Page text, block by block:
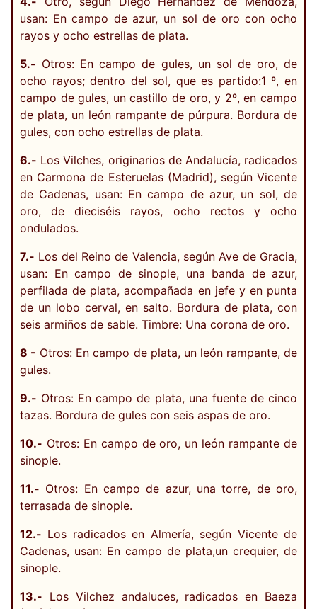
usan: En campo de azur, un sol de oro con ocho
rayos y ocho estrellas de plata.
5.- Otros: En campo de gules, un sol de oro, de
ocho rayos; dentro del sol, que es partido:1 º, en
campo de gules, un castillo de oro, y 2º, en campo
de plata, un león rampante de púrpura. Bordura de
gules, con ocho estrellas de plata.
6.- Los Vilches, originarios de Andalucía, radicados
en Carmona de Esteruelas (Madrid), según Vicente
de Cadenas, usan: En campo de azur, un sol, de
oro, de dieciséis rayos, ocho rectos y ocho
ondulados.
7.- Los del Reino de Valencia, según Ave de Gracia,
usan: En campo de sinople, una banda de azur,
perfilada de plata, acompañada en jefe y en punta
de un lobo cerval, en salto. Bordura de plata, con
seis armiños de sable. Timbre: Una corona de oro.
8 - Otros: En campo de plata, un león rampante, de
gules.
9.- Otros: En campo de plata, una fuente de cinco
tazas. Bordura de gules con seis aspas de oro.
10.- Otros: En campo de oro, un león rampante de
sinople.
11.- Otros: En campo de azur, una torre, de oro,
terrasada de sinople.
12.- Los radicados en Almería, según Vicente de
Cadenas, usan: En campo de plata,un crequier, de
sinople.
13.- Los Vilchez andaluces, radicados en Baeza